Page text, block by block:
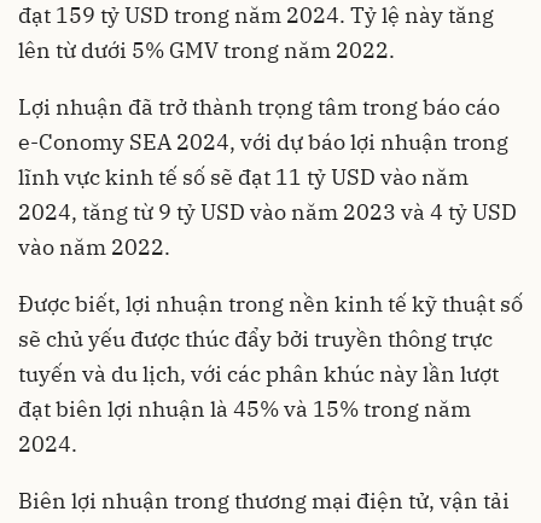
đạt 159 tỷ USD trong năm 2024. Tỷ lệ này tăng
lên từ dưới 5% GMV trong năm 2022.
Lợi nhuận đã trở thành trọng tâm trong báo cáo
e-Conomy SEA 2024, với dự báo lợi nhuận trong
lĩnh vực kinh tế số sẽ đạt 11 tỷ USD vào năm
2024, tăng từ 9 tỷ USD vào năm 2023 và 4 tỷ USD
vào năm 2022.
Được biết, lợi nhuận trong nền kinh tế kỹ thuật số
sẽ chủ yếu được thúc đẩy bởi truyền thông trực
tuyến và du lịch, với các phân khúc này lần lượt
đạt biên lợi nhuận là 45% và 15% trong năm
2024.
Biên lợi nhuận trong thương mại điện tử, vận tải